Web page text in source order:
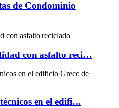
de Condominio
con asfalto reci…
en el edifi…